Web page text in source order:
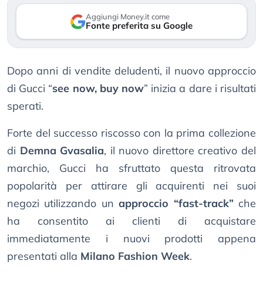
Aggiungi Money.it come
Fonte preferita su Google
Dopo anni di vendite deludenti, il nuovo approccio
di Gucci “see now, buy now” inizia a dare i risultati
sperati.
Forte del successo riscosso con la prima collezione
di Demna Gvasalia, il nuovo direttore creativo del
marchio, Gucci ha sfruttato questa ritrovata
popolarità per attirare gli acquirenti nei suoi
negozi utilizzando unapproccio “fast-track” che
ha consentito ai clienti di acquistare
immediatamente i nuovi prodotti appena
presentati alla Milano Fashion Week.